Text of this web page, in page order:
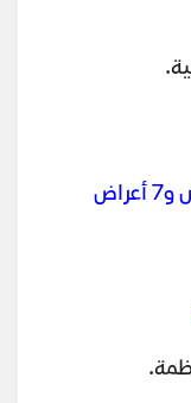
سلوكيات مدمن الحشيش و7 أعراض